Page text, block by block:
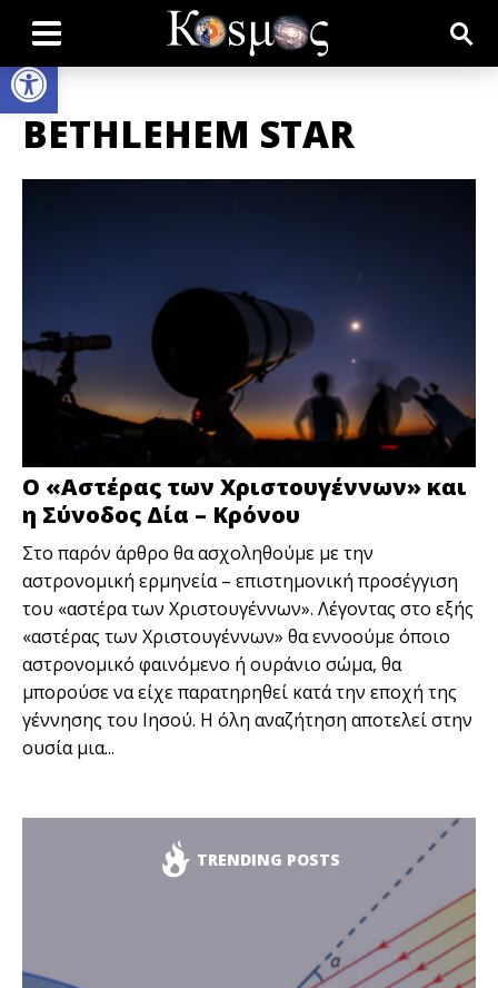
Open toolbar
BETHLEHEM STAR
Ο «Αστέρας των Χριστουγέννων» και
η Σύνοδος Δία – Κρόνου
Στο παρόν άρθρο θα ασχοληθούμε με την
αστρονομική ερμηνεία – επιστημονική προσέγγιση
του «αστέρα των Χριστουγέννων». Λέγοντας στο εξής
«αστέρας των Χριστουγέννων» θα εννοούμε όποιο
αστρονομικό φαινόμενο ή ουράνιο σώμα, θα
μπορούσε να είχε παρατηρηθεί κατά την εποχή της
γέννησης του Ιησού. Η όλη αναζήτηση αποτελεί στην
ουσία μια...
TRENDING POSTS